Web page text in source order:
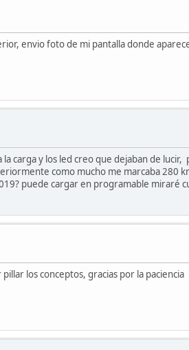
envio foto de mi pantalla donde
carga y los led creo que dejaban de
como mucho me marcaba 280
puede cargar en programable miraré
los conceptos, gracias por la paciencia